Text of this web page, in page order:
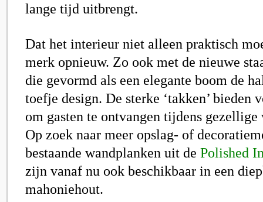
lange tijd uitbrengt.
Dat het interieur niet alleen praktisch
merk opnieuw. Zo ook met de nieuwe
die gevormd als een elegante boom de
toefje design. De sterke ‘takken’ bieden
om gasten te ontvangen tijdens
Op zoek naar meer opslag- of
bestaande wandplanken uit de Polished
zijn vanaf nu ook beschikbaar in een
mahoniehout.